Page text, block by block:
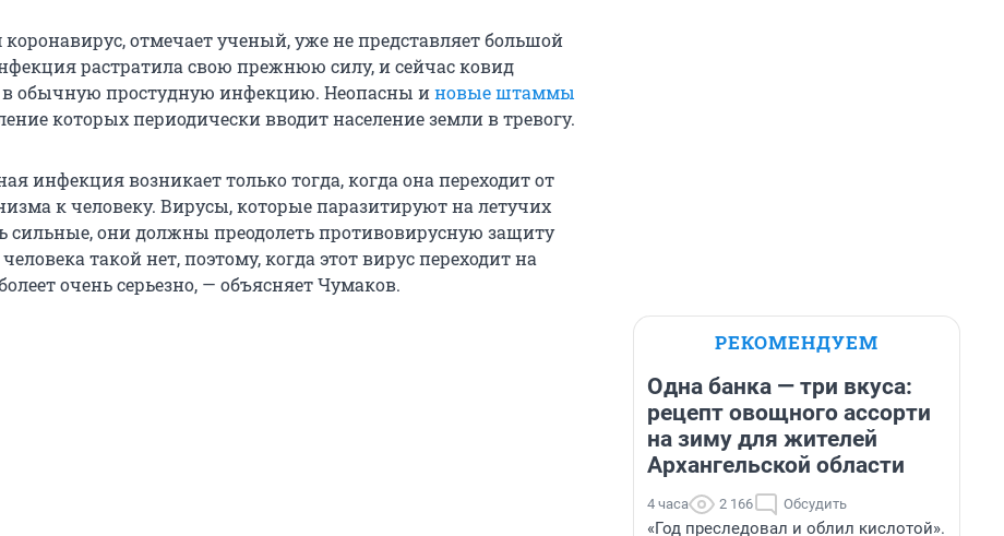
отмечает ученый, уже не представляет большой
растратила свою прежнюю силу, и сейчас ковид
в обычную простудную инфекцию. Неопасны иновые штаммы
которых периодически вводит население земли в тревогу.
инфекция возникает только тогда, когда она переходит от
к человеку. Вирусы, которые паразитируют на летучих
сильные, они должны преодолеть противовирусную защиту
такой нет, поэтому, когда этот вирус переходит на
очень серьезно, — объясняет Чумаков.
РЕКОМЕНДУЕМ
Одна банка — три вкуса:
рецепт овощного ассорти
на зиму для жителей
Архангельской области
4 часа 2 166 Обсудить
«Год преследовал и облил кислотой».